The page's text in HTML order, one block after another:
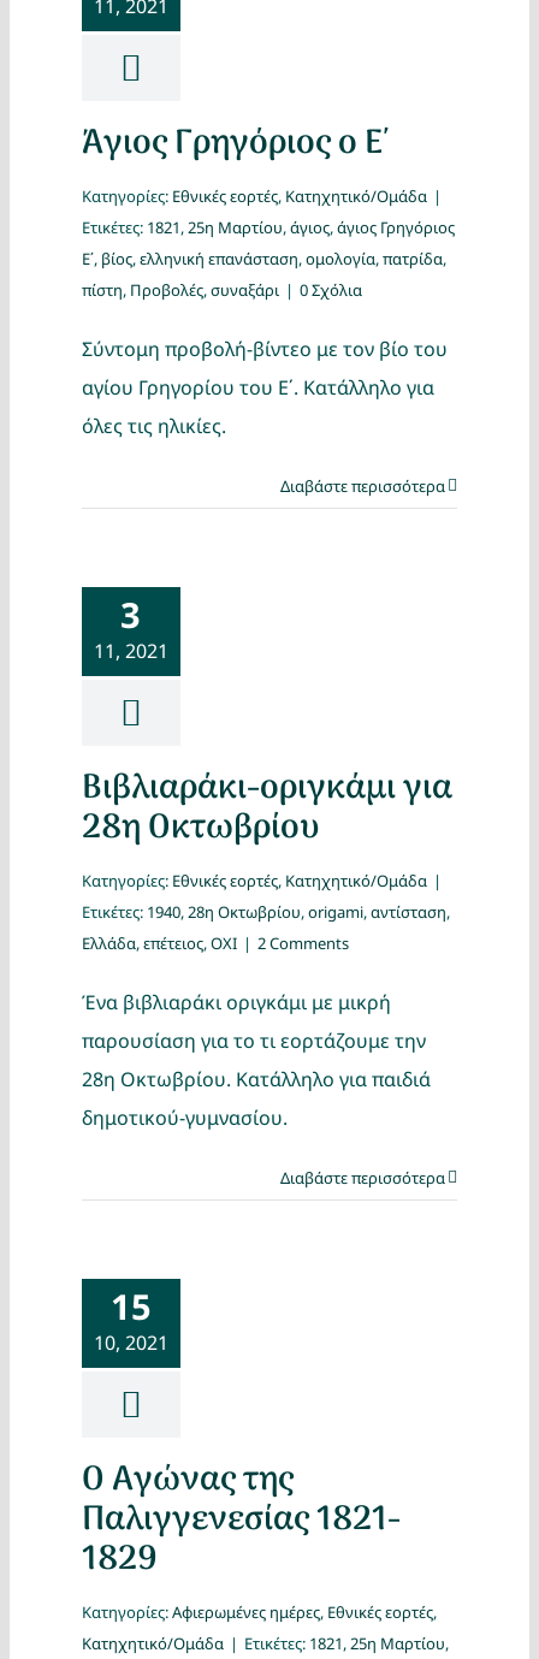
11, 2021
Άγιος Γρηγόριος ο Ε΄
Κατηγορίες: Εθνικές εορτές, Κατηχητικό/Ομάδα |
Ετικέτες: 1821,25η Μαρτίου,άγιος,άγιος Γρηγόριος
Ε΄, βίος,ελληνική επανάσταση,ομολογία,πατρίδα,
πίστη, Προβολές,συναξάρι | 0 Σχόλια
Σύντομη προβολή-βίντεο με τον βίο του
αγίου Γρηγορίου του Ε΄. Κατάλληλο για
όλες τις ηλικίες.
Διαβάστε περισσότερα
3
11, 2021
Βιβλιαράκι-οριγκάμι για
28η Οκτωβρίου
Κατηγορίες: Εθνικές εορτές, Κατηχητικό/Ομάδα |
Ετικέτες: 1940,28η Οκτωβρίου,origami,αντίσταση,
Ελλάδα,επέτειος,ΟΧΙ | 2 Comments
Ένα βιβλιαράκι οριγκάμι με μικρή
παρουσίαση για το τι εορτάζουμε την
28η Οκτωβρίου. Κατάλληλο για παιδιά
δημοτικού-γυμνασίου.
Διαβάστε περισσότερα
15
10, 2021
Ο Αγώνας της
Παλιγγενεσίας 1821-
1829
Κατηγορίες:Αφιερωμένες ημέρες, Εθνικές εορτές,
Κατηχητικό/Ομάδα | Ετικέτες: 1821,25η Μαρτίου,